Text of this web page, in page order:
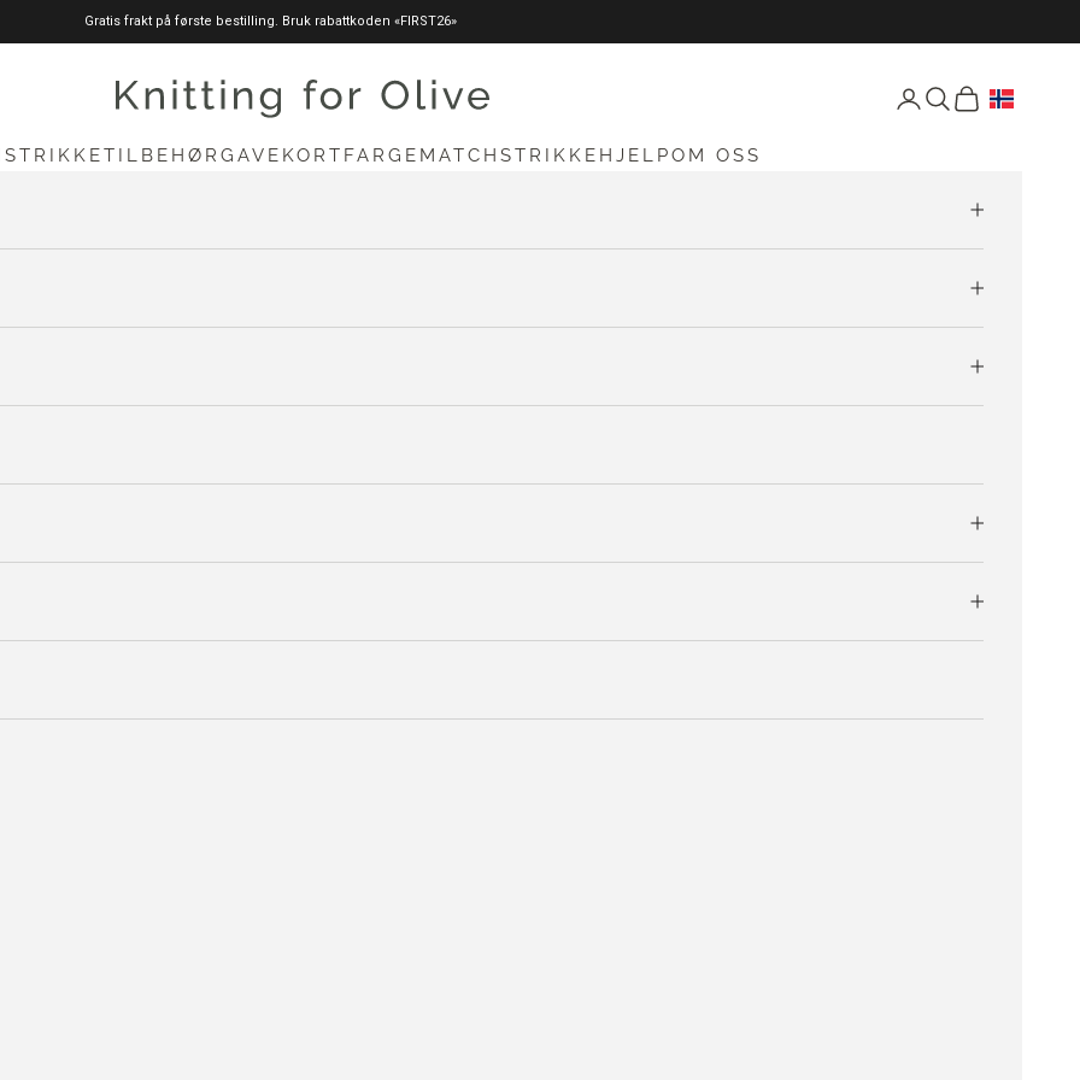
Gratis frakt på første bestilling. Bruk rabattkoden «FIRST26»
knittingforolive.com Åpne konto-siden
Åpne søk
Åpen vogn
STRIKKETILBEHØR GAVEKORT FARGEMATCH STRIKKEHJELPOM OSS